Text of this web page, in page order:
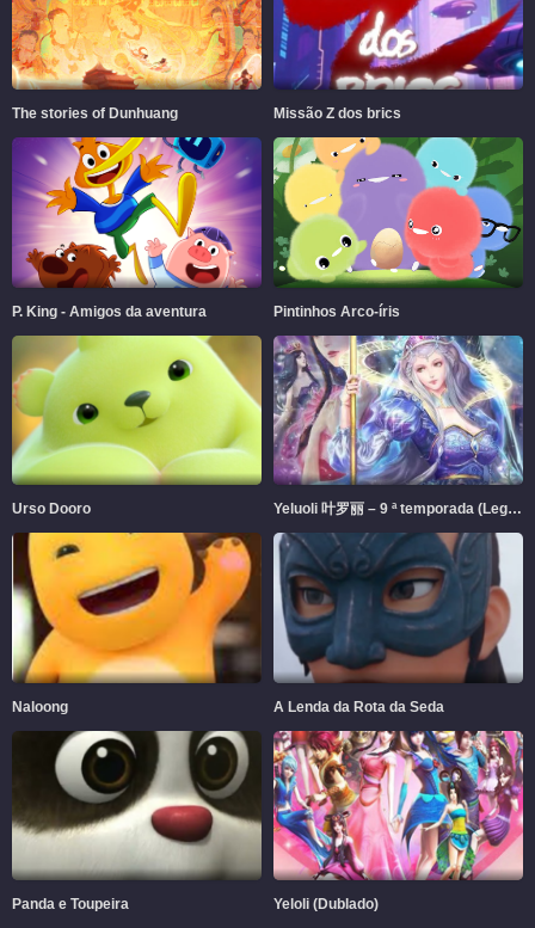
The stories of Dunhuang Missão Z dos brics
P. King - Amigos da aventura Pintinhos Arco-íris
Urso Dooro Yeluoli 叶罗丽 – 9 ª temporada (Legendado)
Naloong A Lenda da Rota da Seda
Panda e Toupeira Yeloli (Dublado)